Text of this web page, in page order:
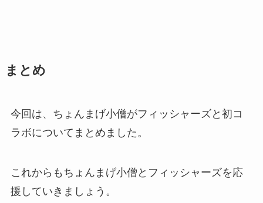
まとめ
今回は、ちょんまげ小僧がフィッシャーズと初コ
ラボについてまとめました。
これからもちょんまげ小僧とフィッシャーズを応
援していきましょう。